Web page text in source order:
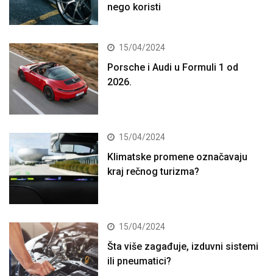
nego koristi
15/04/2024
Porsche i Audi u Formuli 1 od
2026.
15/04/2024
Klimatske promene označavaju
kraj rečnog turizma?
15/04/2024
Šta više zagađuje, izduvni sistemi
ili pneumatici?